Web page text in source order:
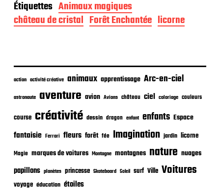
e
d
e
l
i
a
i
n
Étiquettes Animaux magiques
château de cristal Forêt Enchantée licorne
action activité créative animaux apprentissage Arc-en-ciel
astronaute aventure avion Avions château ciel coloriage couleurs
course créativité dessin dragon enfant enfants Espace
fantaisie Ferrari fleurs forêt fée Imagination jardin licorne
Magie marques de voitures Montagne montagnes nature nuages
papillons planètes princesse Skateboard Soleil surf Ville Voitures
voyage éducation étoiles